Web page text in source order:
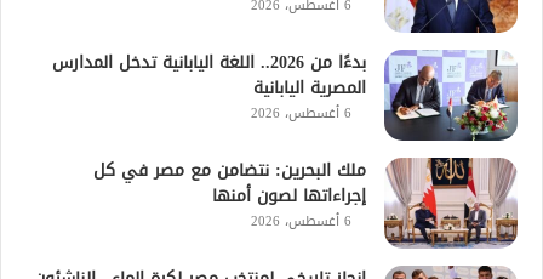
6 أغسطس، 2026
بدءًا من 2026.. اللغة اليابانية تدخل المدارس
المصرية اليابانية
6 أغسطس، 2026
ملك البحرين: نتضامن مع مصر في كل
إجراءاتها لصون أمنها
6 أغسطس، 2026